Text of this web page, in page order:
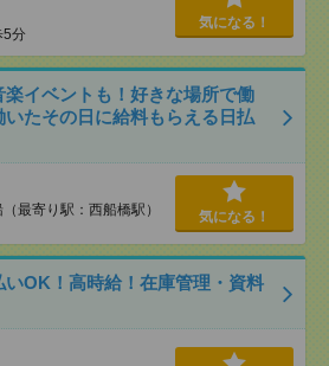
5分
気になる！
イベントも！好きな場所で働
たその日に給料もらえる日払
最寄り駅：西船橋駅） 気になる！
いOK！高時給！在庫管理・資料